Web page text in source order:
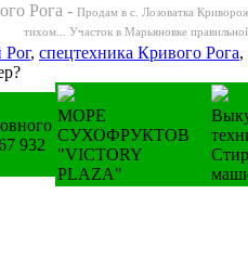
Рога -Продам в с. Лозоватка
тихом... Участок в Марьяновке
Рог, спецтехника Кривого Рога,
932
МОРЕ
СУХОФРУКТОВ
"VICTORY
PLAZA"